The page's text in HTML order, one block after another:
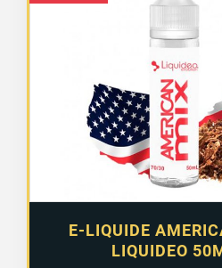
E-LIQUIDE
LIQUIDEO